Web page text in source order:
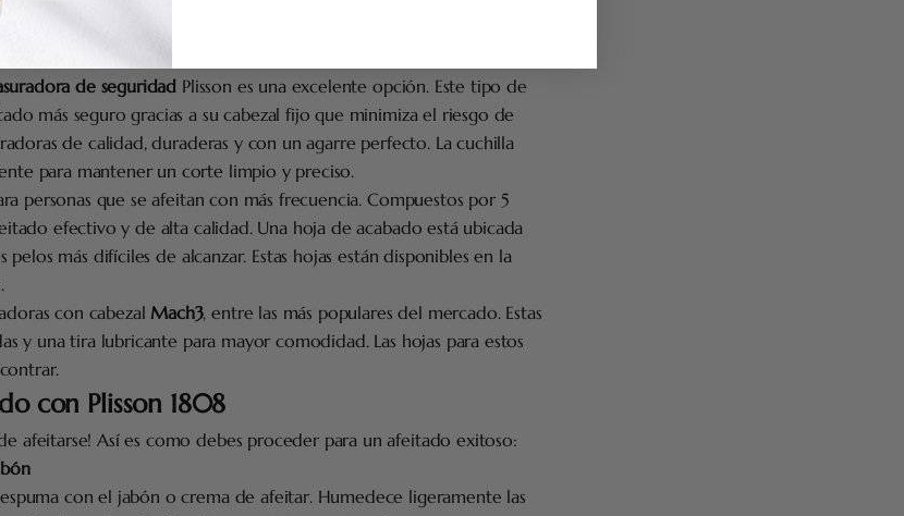
de seguridad Plisson es una excelente opción. Este tipo de
más seguro gracias a su cabezal fijo que minimiza el riesgo de
de calidad, duraderas y con un agarre perfecto. La cuchilla
para mantener un corte limpio y preciso.
personas que se afeitan con más frecuencia. Compuestos por 5
efectivo y de alta calidad. Una hoja de acabado está ubicada
más difíciles de alcanzar. Estas hojas están disponibles en la
con cabezal Mach3, entre las más populares del mercado. Estas
y una tira lubricante para mayor comodidad. Las hojas para estos
con Plisson 1808
afeitarse! Así es como debes proceder para un afeitado exitoso:
con el jabón o crema de afeitar. Humedece ligeramente las